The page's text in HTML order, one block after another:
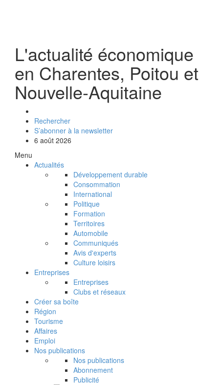
L'actualité économique
en Charentes, Poitou et
Nouvelle-Aquitaine
Rechercher
S’abonner à la newsletter
6 août 2026
Menu
Actualités
Développement durable
Consommation
International
Politique
Formation
Territoires
Automobile
Communiqués
Avis d'experts
Culture loisirs
Entreprises
Entreprises
Clubs et réseaux
Créer sa boîte
Région
Tourisme
Affaires
Emploi
Nos publications
Nos publications
Abonnement
Publicité